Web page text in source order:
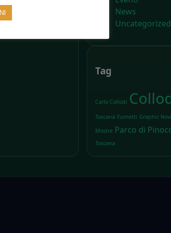
News
Uncategorized
Tag
Carlo Collodi
Toscana Fumetti Graphic
Mostre Parco di
Toscana